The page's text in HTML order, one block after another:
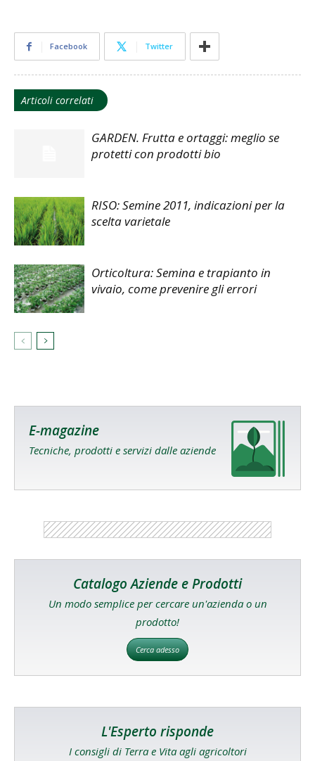
Facebook Twitter
Articoli correlati
GARDEN. Frutta e ortaggi: meglio se
protetti con prodotti bio
RISO: Semine 2011, indicazioni per la
scelta varietale
Orticoltura: Semina e trapianto in
vivaio, come prevenire gli errori
E-magazine
Tecniche, prodotti e servizi dalle aziende
Catalogo Aziende e Prodotti
Un modo semplice per cercare un'azienda o un
prodotto!
Cerca adesso
L'Esperto risponde
I consigli di Terra e Vita agli agricoltori